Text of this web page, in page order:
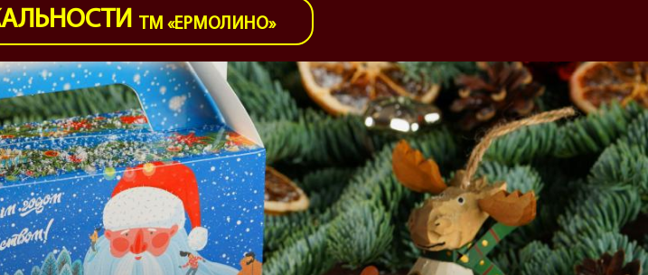
ТМ «ЕРМОЛИНО»